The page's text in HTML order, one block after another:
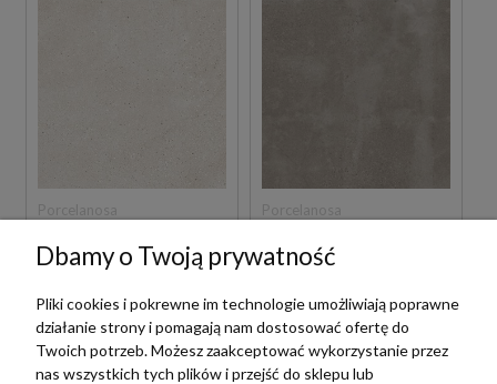
PORCELANOSA
BOTTEGA CALIZA
100297833 PŁYTKI
TARASOWE
GRESOWE 20 MM
339,00 zł m2
PORCELANOSA
BOTTEGA TOPO
100309222 PŁYTKI
BETONOWE
GRESOWE
369,00 zł m2
Dbamy o Twoją prywatność
Pliki cookies i pokrewne im technologie umożliwiają poprawne
działanie strony i pomagają nam dostosować ofertę do
Twoich potrzeb. Możesz zaakceptować wykorzystanie przez
nas wszystkich tych plików i przejść do sklepu lub